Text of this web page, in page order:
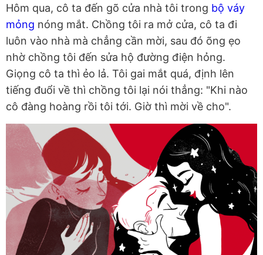
Hôm qua, cô ta đến gõ cửa nhà tôi trong bộ váy
mỏng nóng mắt. Chồng tôi ra mở cửa, cô ta đi
luôn vào nhà mà chẳng cần mời, sau đó õng ẹo
nhờ chồng tôi đến sửa hộ đường điện hỏng.
Giọng cô ta thì ẻo lả. Tôi gai mắt quá, định lên
tiếng đuổi về thì chồng tôi lại nói thẳng: "Khi nào
cô đàng hoàng rồi tôi tới. Giờ thì mời về cho".